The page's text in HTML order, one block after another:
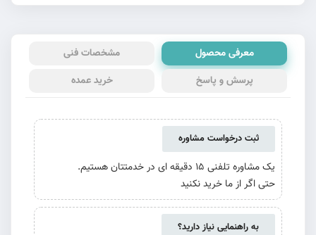
معرفی محصول
مشخصات فنی
پرسش و پاسخ
خرید عمده
ثبت درخواست مشاوره
یک مشاوره تلفنی 15 دقیقه ای در خدمتتان هستیم.
حتی اگر از ما خرید نکنید
به راهنمایی نیاز دارید؟